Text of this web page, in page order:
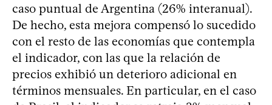
caso puntual de Argentina (26% interanual).
De hecho, esta mejora compensó lo sucedido
con el resto de las economías que contempla
el indicador, con las que la relación de
precios exhibió un deterioro adicional en
términos mensuales. En particular, en el caso